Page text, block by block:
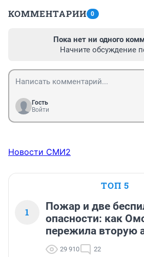
КОММЕНТАРИИ 0
Пока нет ни одного
Начните обсуждение
Гость
Войти
Новости СМИ2
ТОП 5
1
Пожар и две
опасности: как
пережила вторую
29 910 22